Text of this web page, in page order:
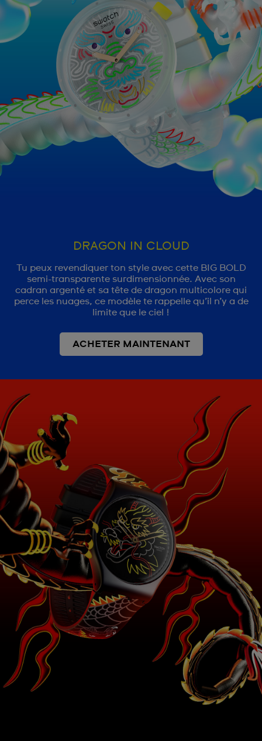
DRAGON IN CLOUD
Tu peux revendiquer ton style avec cette BIG BOLD
semi-transparente surdimensionnée. Avec son
cadran argenté et sa tête de dragon multicolore qui
perce les nuages, ce modèle te rappelle qu’il n’y a de
limite que le ciel !
ACHETER MAINTENANT